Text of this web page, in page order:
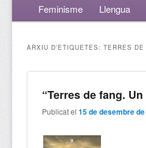
Feminisme
Llengua
ARXIU D'ETIQUETES:TERRES DE
“Terres de fang.
Publicat el15 de desembre